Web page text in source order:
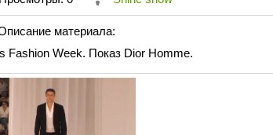
материала:
Fashion Week. Показ Dior Homme.